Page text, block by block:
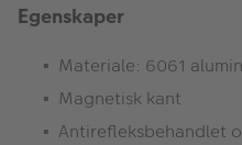
Egenskaper
Materiale: 6061
Magnetisk kant
Antirefleksbehandlet